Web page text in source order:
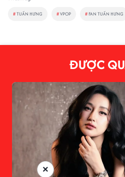
#TUẤN HƯNG #VPOP # FAN TUẤN HƯNG
ĐƯỢC
×